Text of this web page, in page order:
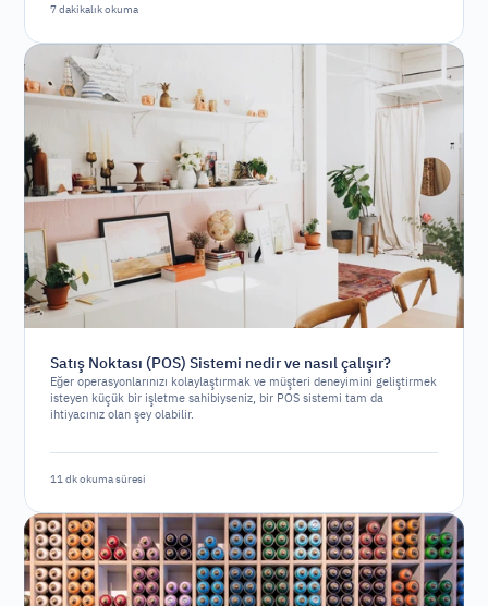
7 dakikalık okuma
Satış Noktası (POS) Sistemi nedir ve nasıl çalışır?
Eğer operasyonlarınızı kolaylaştırmak ve müşteri deneyimini geliştirmek
isteyen küçük bir işletme sahibiyseniz, bir POS sistemi tam da
ihtiyacınız olan şey olabilir.
11 dk okuma süresi